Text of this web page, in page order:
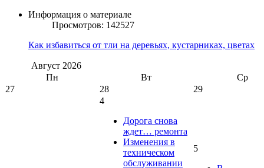
Информация о материале
Просмотров: 142527
Как избавиться от тли на деревьях, кустарниках, цветах
Август 2026
Пн
Вт
Ср
27
28
29
4
Дорога снова
ждет… ремонта
Изменения в
техническом
обслуживании
5